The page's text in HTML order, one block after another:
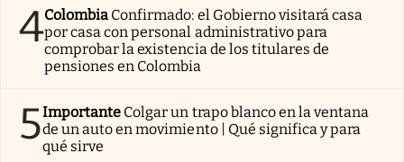
4Colombia Confirmado: el Gobierno visitará casa
por casa con personal administrativo para
comprobar la existencia de los titulares de
pensiones en Colombia
5Importante Colgar un trapo blanco en la ventana
de un auto en movimiento | Qué significa y para
qué sirve